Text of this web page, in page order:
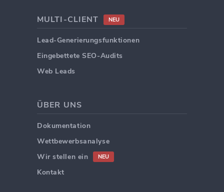
MULTI-CLIENT NEU
Lead-Generierungsfunktionen
Eingebettete SEO-Audits
Web Leads
ÜBER UNS
Dokumentation
Wettbewerbsanalyse
Wir stellen ein
NEU
Kontakt